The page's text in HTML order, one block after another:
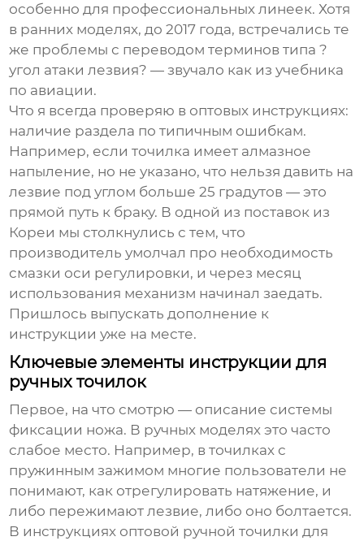
особенно для профессиональных линеек. Хотя
в ранних моделях, до 2017 года, встречались те
же проблемы с переводом терминов типа ?
угол атаки лезвия? — звучало как из учебника
по авиации.
Что я всегда проверяю в оптовых инструкциях:
наличие раздела по типичным ошибкам.
Например, если точилка имеет алмазное
напыление, но не указано, что нельзя давить на
лезвие под углом больше 25 градутов — это
прямой путь к браку. В одной из поставок из
Кореи мы столкнулись с тем, что
производитель умолчал про необходимость
смазки оси регулировки, и через месяц
использования механизм начинал заедать.
Пришлось выпускать дополнение к
инструкции уже на месте.
Ключевые элементы инструкции для
ручных точилок
Первое, на что смотрю — описание системы
фиксации ножа. В ручных моделях это часто
слабое место. Например, в точилках с
пружинным зажимом многие пользователи не
понимают, как отрегулировать натяжение, и
либо пережимают лезвие, либо оно болтается.
В инструкциях оптовой ручной точилки для